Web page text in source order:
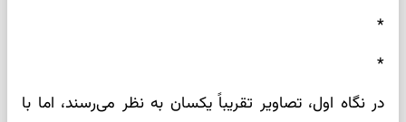
*
*
در نگاه اول، تصاویر تقریباً یکسان به نظر می‌رسند، اما با